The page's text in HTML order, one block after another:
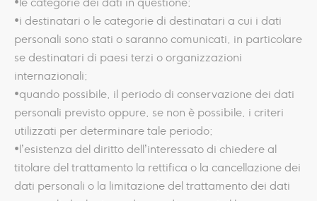
•le categorie dei dati in questione;
•i destinatari o le categorie di destinatari a cui i dati
personali sono stati o saranno comunicati, in particolare
se destinatari di paesi terzi o organizzazioni
internazionali;
•quando possibile, il periodo di conservazione dei dati
personali previsto oppure, se non è possibile, i criteri
utilizzati per determinare tale periodo;
•l’esistenza del diritto dell’interessato di chiedere al
titolare del trattamento la rettifica o la cancellazione dei
dati personali o la limitazione del trattamento dei dati